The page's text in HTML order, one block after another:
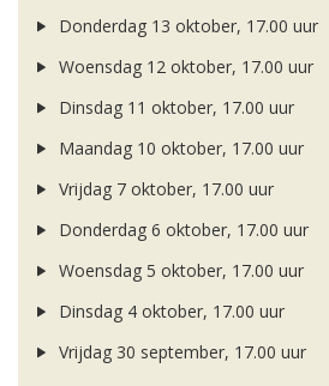
Donderdag 13 oktober, 17.00 uur
Woensdag 12 oktober, 17.00 uur
Dinsdag 11 oktober, 17.00 uur
Maandag 10 oktober, 17.00 uur
Vrijdag 7 oktober, 17.00 uur
Donderdag 6 oktober, 17.00 uur
Woensdag 5 oktober, 17.00 uur
Dinsdag 4 oktober, 17.00 uur
Vrijdag 30 september, 17.00 uur